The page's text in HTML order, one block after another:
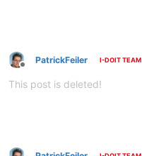
Offline
PatrickFeiler I-DOIT TEAM
This post is deleted!